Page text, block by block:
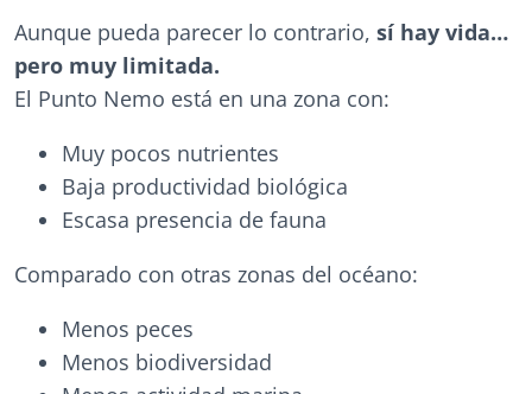
Aunque pueda parecer lo contrario, sí hay vida…
pero muy limitada.
El Punto Nemo está en una zona con:
Muy pocos nutrientes
Baja productividad biológica
Escasa presencia de fauna
Comparado con otras zonas del océano:
Menos peces
Menos biodiversidad